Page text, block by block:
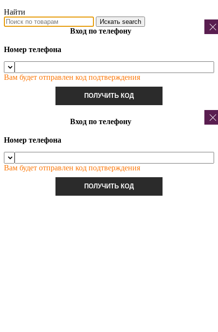
Найти
Искать search
Вход по телефону
Номер телефона
Вам будет отправлен код подтверждения
ПОЛУЧИТЬ КОД
Вход по телефону
Номер телефона
Вам будет отправлен код подтверждения
ПОЛУЧИТЬ КОД